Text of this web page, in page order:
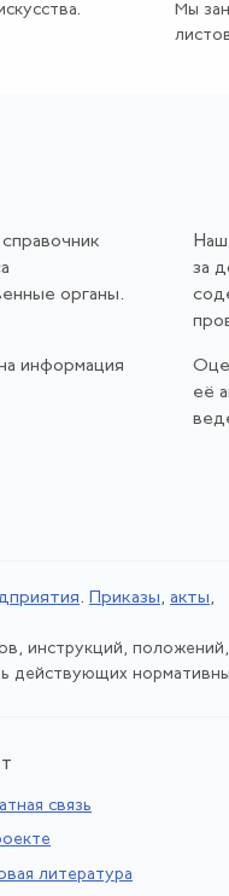
Мы
органы.
Наш
за
информация
её
. Приказы, акты,
инструкций, положений,
действующих
связь
литература